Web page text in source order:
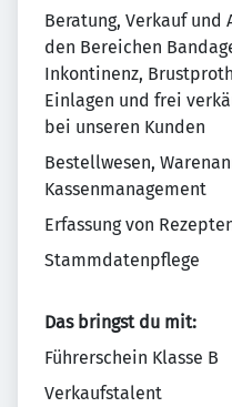
Beratung, Verkauf und
den Bereichen
Inkontinenz,
Einlagen und frei
bei unseren Kunden
Bestellwesen,
Kassenmanagement
Erfassung von
Stammdatenpflege
Das bringst du mit:
Führerschein Klasse B
Verkaufstalent